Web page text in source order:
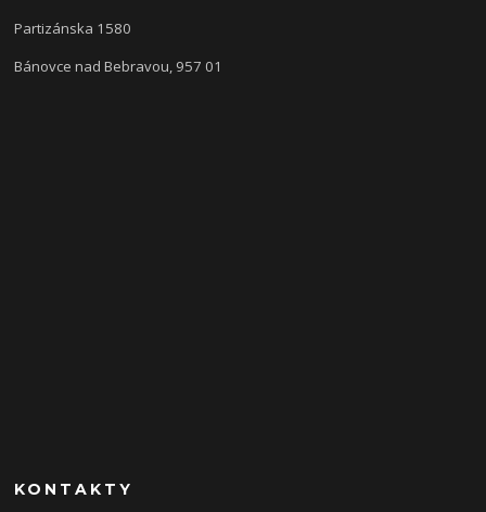
Partizánska 1580
Bánovce nad Bebravou, 957 01
KONTAKTY